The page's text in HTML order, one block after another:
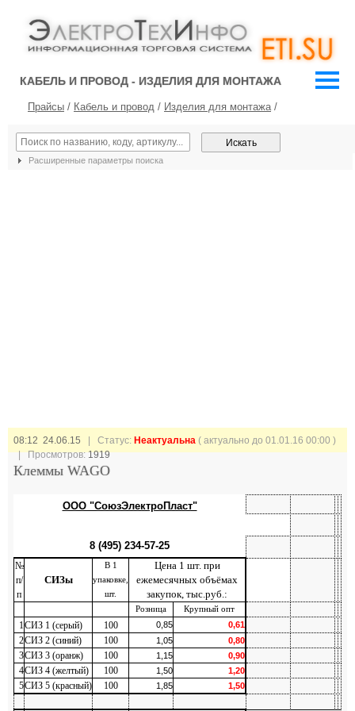
КАБЕЛЬ И ПРОВОД - ИЗДЕЛИЯ ДЛЯ МОНТАЖА
Прайсы / Кабель и провод / Изделия для монтажа/
Расширенные параметры поиска
08:12 24.06.15 | Статус: Неактуальна ( актуально до 01.01.16 00:00 )
| Просмотров:1919
Клеммы WAGO
ООО "СоюзЭлектроПласт"
8 (495) 234-57-25
№
п/
п
СИЗы
В 1
упаковке,
шт.
Цена 1 шт. при
ежемесячных объёмах
закупок, тыс.руб.:
Розница Крупный опт
1СИЗ 1 (серый) 100 0,85 0,61
2СИЗ 2 (синий) 100 1,05 0,80
3СИЗ 3 (оранж) 100 1,15 0,90
4СИЗ 4 (желтый) 100 1,50 1,20
5СИЗ 5 (красный) 100 1,85 1,50